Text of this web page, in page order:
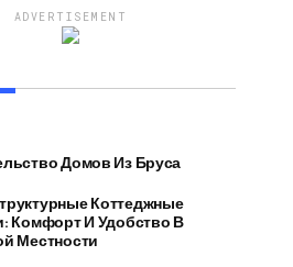
ADVERTISEMENT
Домов Из Бруса
Коттеджные
Комфорт И Удобство В
Местности